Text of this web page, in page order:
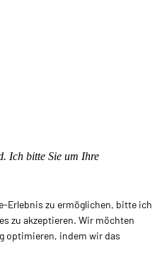
Ich bitte Sie um Ihre
Erlebnis zu ermöglichen, bitte ich
zu akzeptieren. Wir möchten
optimieren, indem wir das